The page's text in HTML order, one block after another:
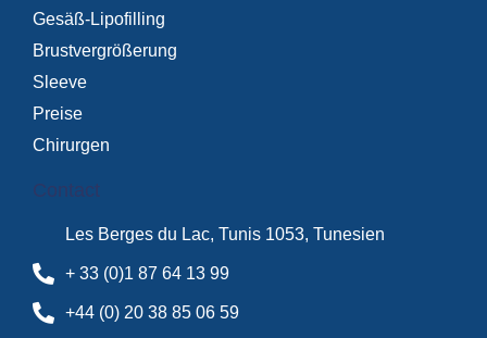
Gesäß-Lipofilling
Brustvergrößerung
Sleeve
Preise
Chirurgen
Contact
Les Berges du Lac, Tunis 1053, Tunesien
+ 33 (0)1 87 64 13 99
+44 (0) 20 38 85 06 59